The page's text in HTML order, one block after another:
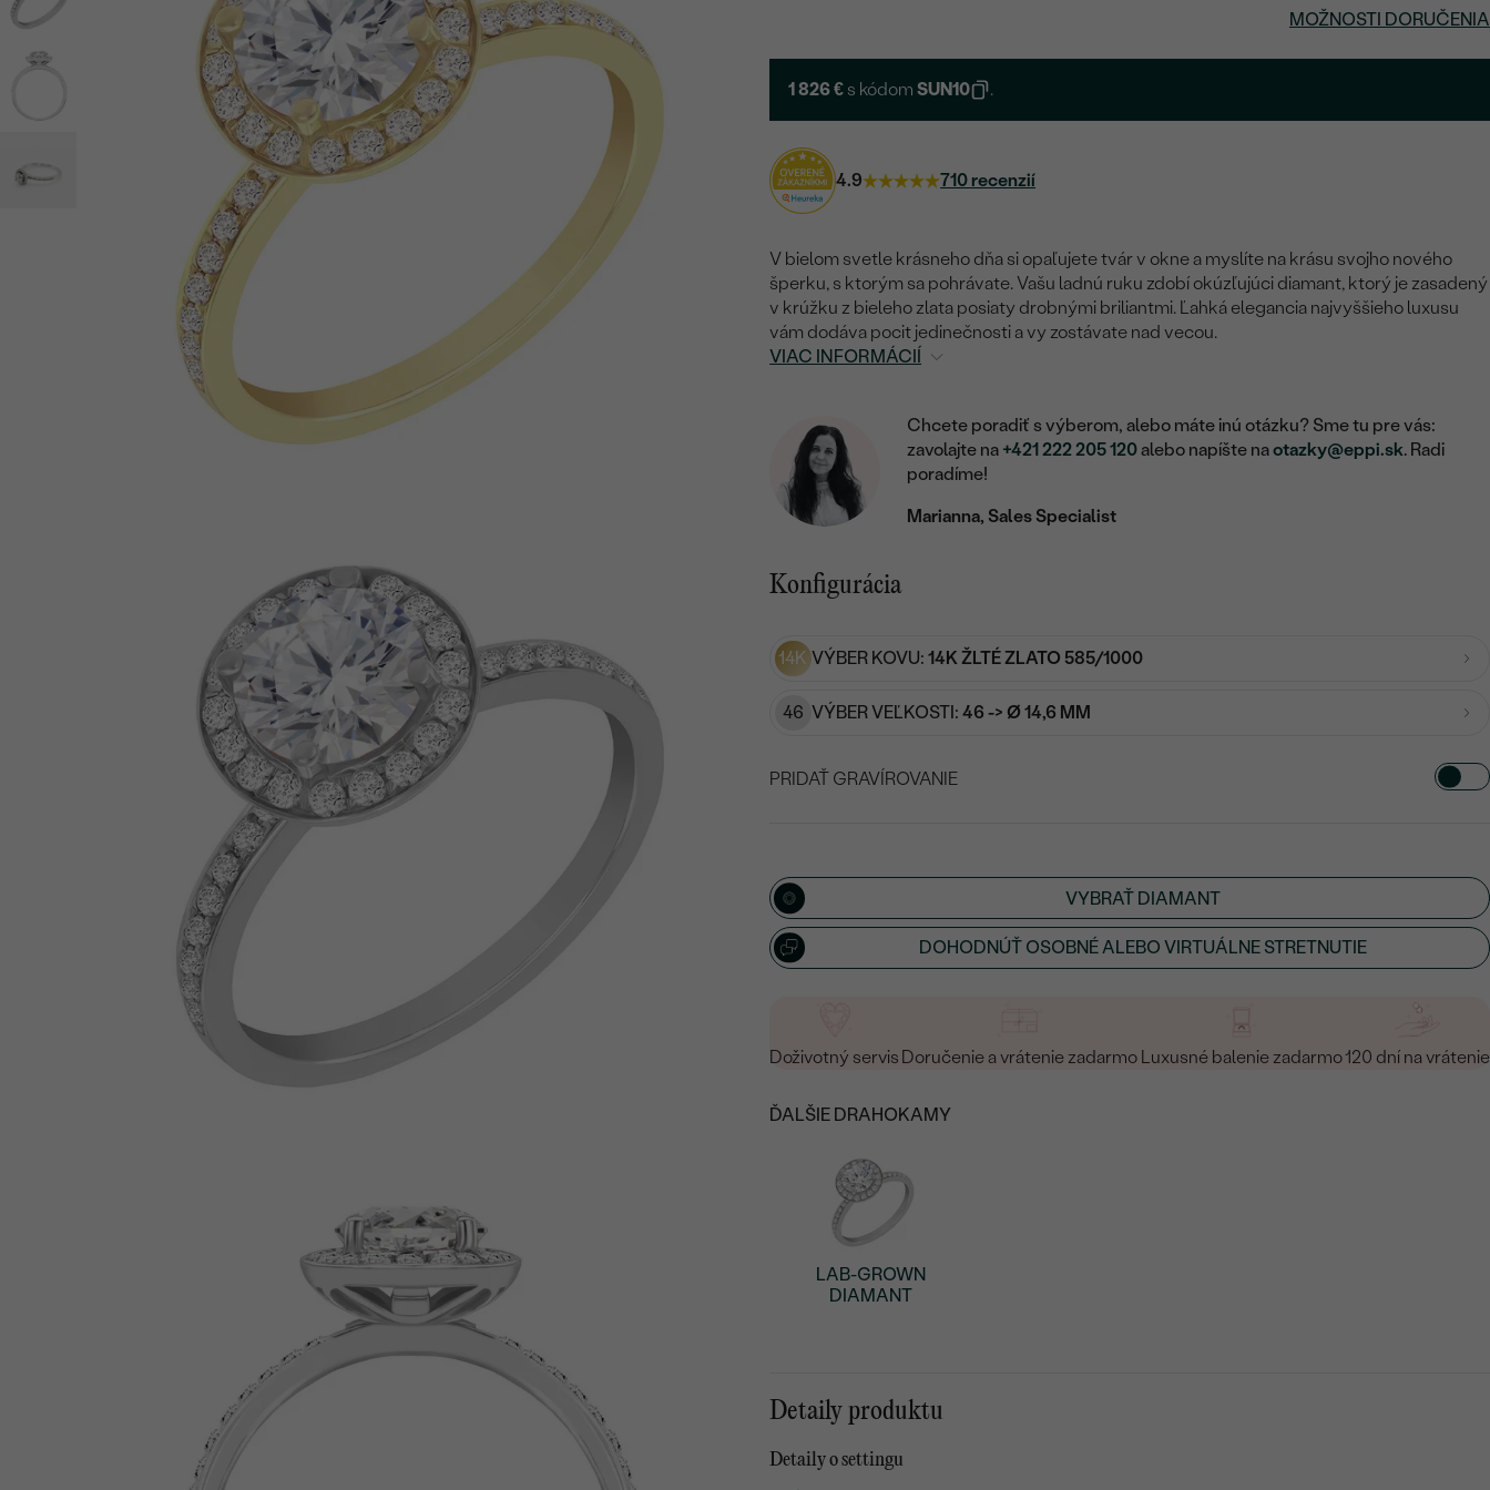
MOŽNOSTI DORUČENIA
1 826 € s kódomSUN10 .
4.9 710 recenzií
V bielom svetle krásneho dňa si opaľujete tvár v okne a myslíte na krásu svojho nového
šperku, s ktorým sa pohrávate. Vašu ladnú ruku zdobí okúzľujúci diamant, ktorý je zasadený
v krúžku z bieleho zlata posiaty drobnými briliantmi. Ľahká elegancia najvyššieho luxusu
vám dodáva pocit jedinečnosti a vy zostávate nad vecou.
VIAC INFORMÁCIÍ
Chcete poradiť s výberom, alebo máte inú otázku? Sme tu pre vás:
zavolajte na +421 222 205 120alebo napíšte naotazky@eppi.sk. Radi
poradíme!
Marianna, Sales Specialist
Konfigurácia
14K VÝBER KOVU: 14K ŽLTÉ ZLATO 585/1000
46 VÝBER VEĽKOSTI: 46 -> Ø 14,6 MM
PRIDAŤ GRAVÍROVANIE
Napíšte iniciály/text
15/ 15 ZNAKOV
VYBRAŤ DIAMANT
DOHODNÚŤ OSOBNÉ ALEBO VIRTUÁLNE STRETNUTIE
Doživotný servis Doručenie a vrátenie zadarmo Luxusné balenie zadarmo120 dní na vrátenie
ĎALŠIE DRAHOKAMY
LAB-GROWN
DIAMANT
Detaily produktu
Detaily o settingu